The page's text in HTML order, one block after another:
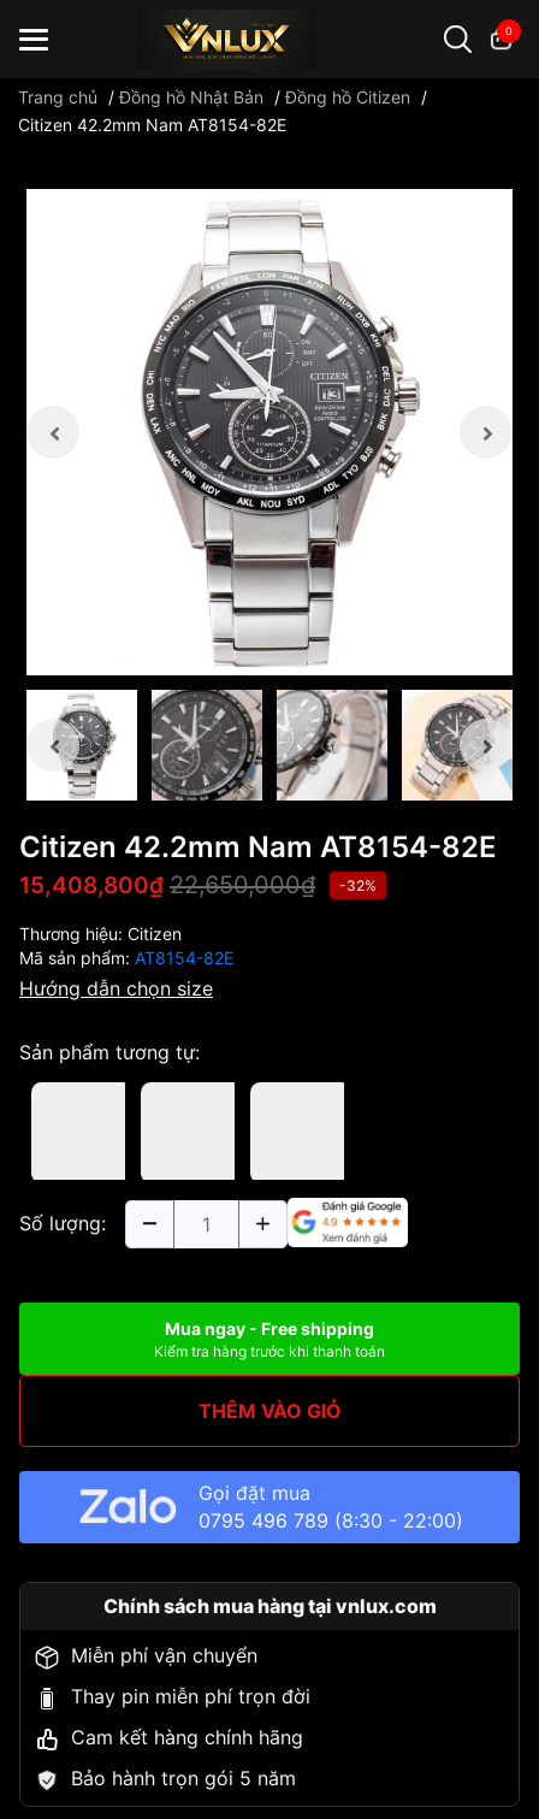
0
Trang chủ /Đồng hồ Nhật Bản /Đồng hồ Citizen
/
Citizen 42.2mm Nam AT8154-82E
Citizen 42.2mm Nam AT8154-82E
15,408,800₫ 22,650,000₫ -32%
Thương hiệu: Citizen
Mã sản phẩm: AT8154-82E
Hướng dẫn chọn size
Sản phẩm tương tự:
Số lượng:
Mua ngay - Free shipping
Kiểm tra hàng trước khi thanh toán
THÊM VÀO GIỎ
Gọi đặt mua
0795 496 789 (8:30 - 22:00)
Chính sách mua hàng tại vnlux.com
Miễn phí vận chuyển
Thay pin miễn phí trọn đời
Cam kết hàng chính hãng
Bảo hành trọn gói 5 năm